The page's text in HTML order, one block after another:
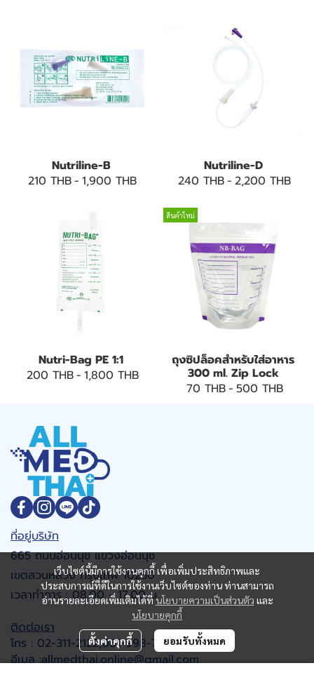
Nutriline-B
210 THB- 1,900 THB
Nutriline-D
240 THB- 2,200 THB
Nutri-Bag PE 1:1
200 THB- 1,800 THB
สินค้าใหม่
ถุงซิปล็อคสำหรับใส่อาหาร
300 ml. Zip Lock
70 THB- 500 THB
เว็บไซต์นี้มีการใช้งานคุกกี้ เพื่อเพิ่มประสิทธิภาพและ
ประสบการณ์ที่ดีในการใช้งานเว็บไซต์ของท่าน ท่านสามารถ
อ่านรายละเอียดเพิ่มเติมได้ที่นโยบายความเป็นส่วนตัว และ
นโยบายคุกกี้
ตั้งค่าคุกกี้ ยอมรับทั้งหมด
ที่อยู่บริษัท
665 ถนนอ่อนนุช แขวงอ่อนนุช
เขตสวนหลวง กรุงเทพ 10250
เวลาทำการ : 08.00 - 17.00 น.
ติดต่อเรา
โทร : 02-311-2122,061-998-7368
อีเมล :allmedthai.online@gmail.com